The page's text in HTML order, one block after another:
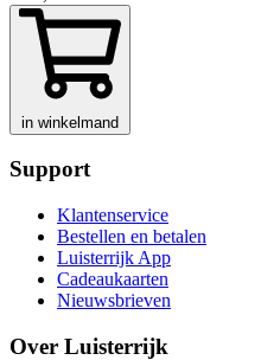
in winkelmand
Support
Klantenservice
Bestellen en betalen
Luisterrijk App
Cadeaukaarten
Nieuwsbrieven
Over Luisterrijk